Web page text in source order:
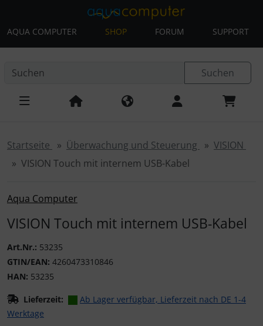
AQUA COMPUTER SHOP FORUM SUPPORT
Springe zum Inhalt
Suchen
Startseite Überwachung und Steuerung
VISION
VISION Touch mit internem USB-Kabel
Aqua Computer
VISION Touch mit internem USB-Kabel
Art.Nr.: 53235
GTIN/EAN: 4260473310846
HAN: 53235
Lieferzeit:
Ab Lager verfügbar, Lieferzeit nach DE 1-4
Werktage